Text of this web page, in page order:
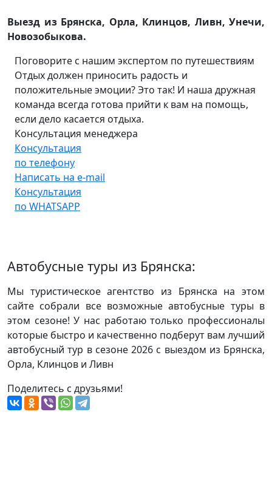
Выезд из Брянска, Орла, Клинцов, Ливн, Унечи,
Новозобыкова.
Поговорите с нашим экспертом по путешествиям
Отдых должен приносить радость и
положительные эмоции? Это так! И наша дружная
команда всегда готова прийти к вам на помощь,
если дело касается отдыха.
Консультация менеджера
Консультация
по телефону
Написать на e-mail
Консультация
по WHATSAPP
Автобусные туры из Брянска:
Мы туристическое агентство из Брянска на этом
сайте собрали все возможные автобусные туры в
этом сезоне! У нас работаю только профессионалы
которые быстро и качественно подберут вам лучший
автобусный тур в сезоне 2026 с выездом из Брянска,
Орла, Клинцов и Ливн
Поделитесь с друзьями!